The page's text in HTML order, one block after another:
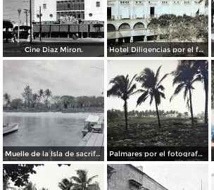
Cine Diaz Miron. Hotel Diligencias por el fotografo Walter E Hadsell. ( Circulada el 17 de Febrero de 1914 ).
Muelle de la Isla de sacrificios. Palmares por el fotografo Hugo Brehme.